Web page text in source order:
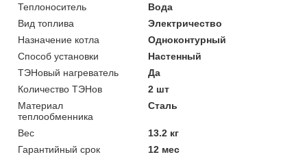
Теплоноситель
Вода
Вид топлива
Электричество
Назначение котла
Одноконтурный
Способ установки
Настенный
ТЭНовый нагреватель
Да
Количество ТЭНов
2 шт
Материал
теплообменника
Сталь
Вес
13.2 кг
Гарантийный срок
12 мес